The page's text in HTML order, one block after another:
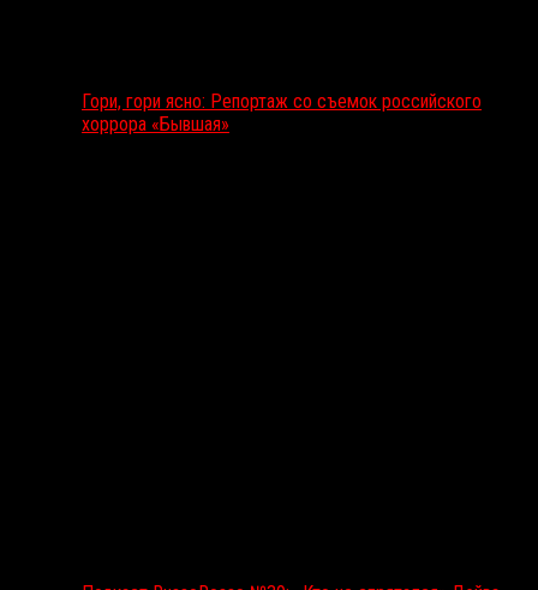
Гори, гори ясно: Репортаж со съемок российского
хоррора «Бывшая»